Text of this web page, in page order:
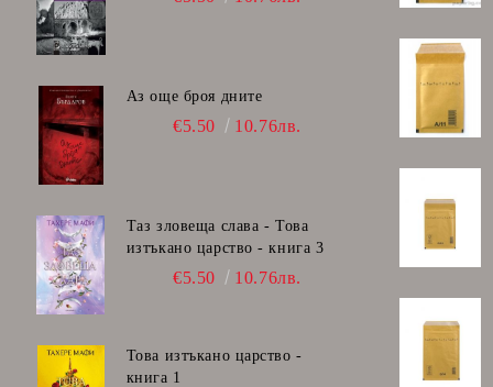
Скицник, книжки за оцетяване
Моделин, пластелин, глина
Несесери
Чанти за допълнителна училищна
дейност
Дъски, флипчарт
Faber-Castell
Аз още броя дните
€5.50 10.76лв.
Таз зловеща слава - Това
изтъкано царство - книга 3
€5.50 10.76лв.
Това изтъкано царство -
книга 1